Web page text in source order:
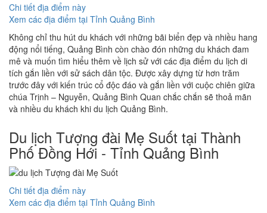
Chi tiết địa điểm này
Xem các địa điểm tại Tỉnh Quảng Bình
Không chỉ thu hút du khách với những bãi biển đẹp và nhiều hang
động nổi tiếng, Quảng Bình còn chào đón những du khách đam
mê và muốn tìm hiểu thêm về lịch sử với các địa điểm du lịch di
tích gắn liền với sử sách dân tộc. Được xây dựng từ hơn trăm
trước đây với kiến trúc cổ độc đáo và gắn liền với cuộc chiên giữa
chúa Trịnh – Nguyễn, Quảng Bình Quan chắc chắn sẽ thoả mãn
và nhiều du khách khi du lịch Quảng Bình.
Du lịch Tượng đài Mẹ Suốt tại Thành
Phố Đồng Hới - Tỉnh Quảng Bình
Chi tiết địa điểm này
Xem các địa điểm tại Tỉnh Quảng Bình